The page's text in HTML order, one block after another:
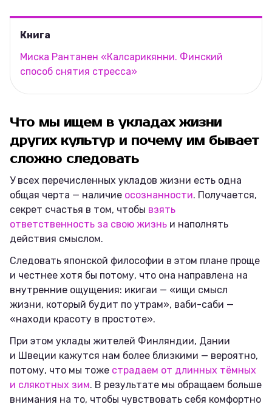
Книга
Миска Рантанен «Калсарикянни. Финский
способ снятия стресса»
Что мы ищем в укладах жизни
других культур и почему им бывает
сложно следовать
У всех перечисленных укладов жизни есть одна
общая черта — наличие осознанности. Получается,
секрет счастья в том, чтобы взять
ответственность за свою жизнь и наполнять
действия смыслом.
Следовать японской философии в этом плане проще
и честнее хотя бы потому, что она направлена на
внутренние ощущения: икигаи — «ищи смысл
жизни, который будит по утрам», ваби-саби —
«находи красоту в простоте».
При этом уклады жителей Финляндии, Дании
и Швеции кажутся нам более близкими — вероятно,
потому, что мы тоже страдаем от длинных тёмных
и слякотных зим. В результате мы обращаем больше
внимания на то, чтобы чувствовать себя комфортно